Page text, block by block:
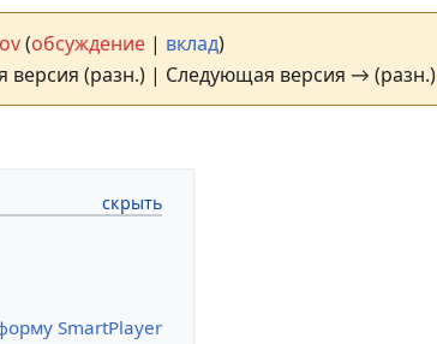
(обсуждение | вклад)
версия (разн.) | Следующая версия → (разн.)
SmartPlayer